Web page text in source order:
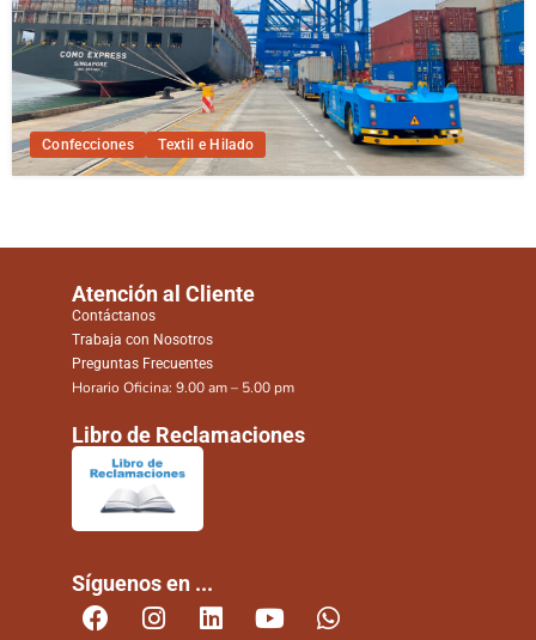
Confecciones Textil e Hilado
Atención al Cliente
Contáctanos
Trabaja con Nosotros
Preguntas Frecuentes
Horario Oficina: 9.00 am – 5.00 pm
Libro de Reclamaciones
Síguenos en ...